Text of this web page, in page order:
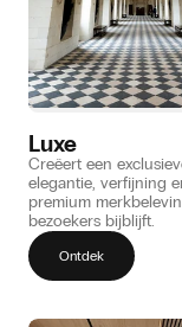
Luxe
Creëert een
elegantie, verfijning
premium
bezoekers bijblijft.
Ontdek